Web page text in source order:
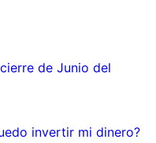
de Junio del
invertir mi dinero?